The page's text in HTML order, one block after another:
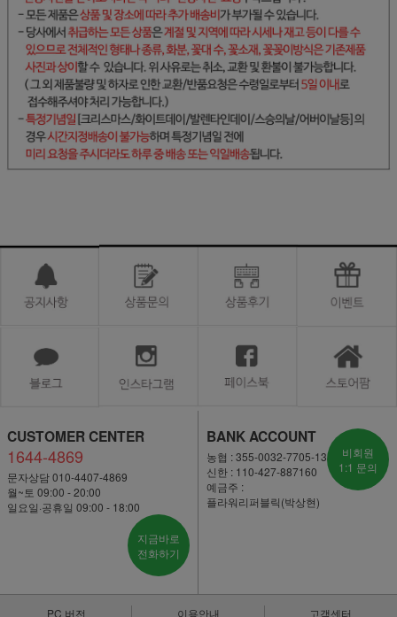
CUSTOMER CENTER
1644-4869
문자상담 010-4407-4869
월~토 09:00 - 20:00
일요일·공휴일 09:00 - 18:00
지금바로
전화하기
BANK ACCOUNT
농협 : 355-0032-7705-13
신한 : 110-427-887160
예금주 :
플라워리퍼블릭(박상현)
비회원
1:1 문의
PC 버전 이용안내 고객센터